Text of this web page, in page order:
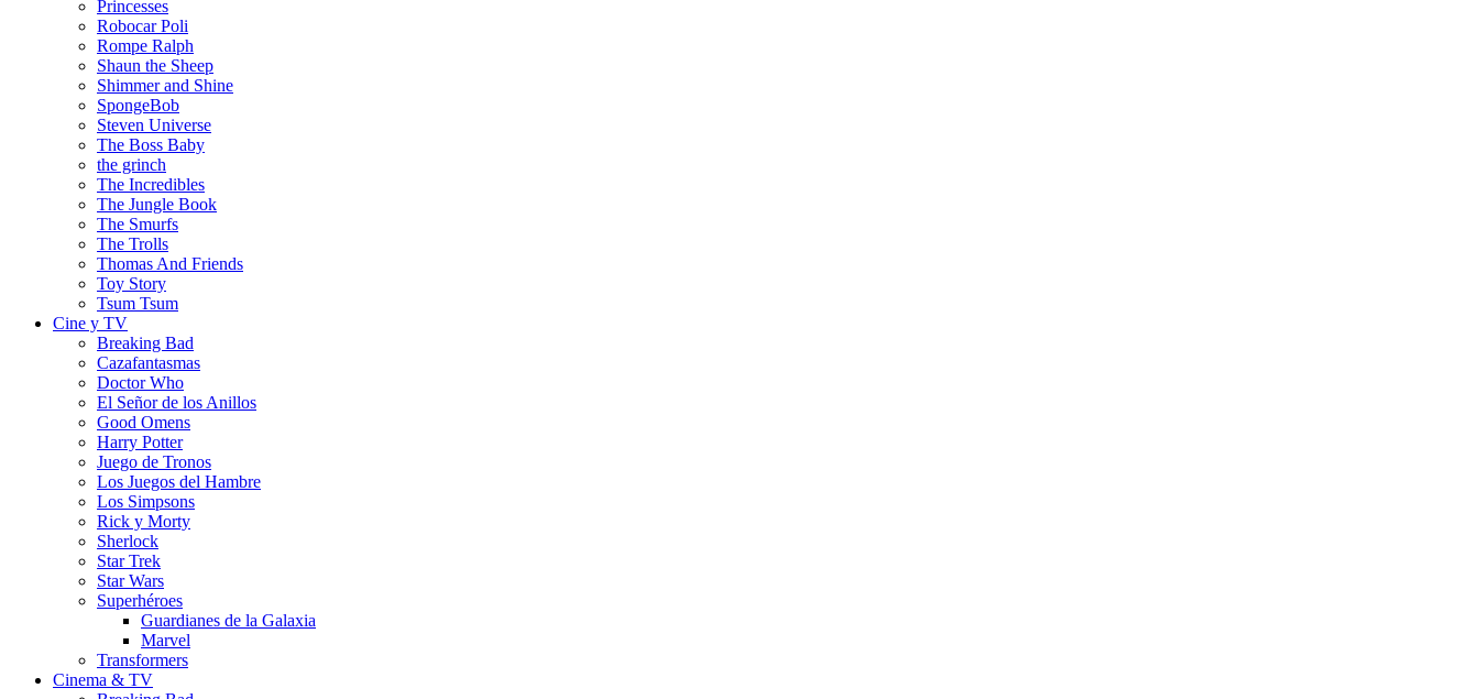
Princesses
Robocar Poli
Rompe Ralph
Shaun the Sheep
Shimmer and Shine
SpongeBob
Steven Universe
The Boss Baby
the grinch
The Incredibles
The Jungle Book
The Smurfs
The Trolls
Thomas And Friends
Toy Story
Tsum Tsum
Cine y TV
Breaking Bad
Cazafantasmas
Doctor Who
El Señor de los Anillos
Good Omens
Harry Potter
Juego de Tronos
Los Juegos del Hambre
Los Simpsons
Rick y Morty
Sherlock
Star Trek
Star Wars
Superhéroes
Guardianes de la Galaxia
Marvel
Transformers
Cinema & TV